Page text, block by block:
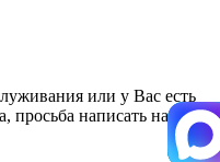
или у Вас есть
просьба написать нам на